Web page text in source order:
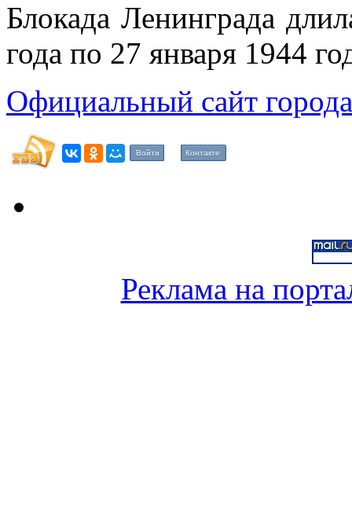
Блокада Ленинграда
года по 27 января 1944
Официальный сайт
Войти Контакте
Реклама на